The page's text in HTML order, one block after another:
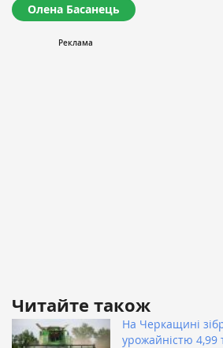
Олена Басанець
Читайте також
На Черкащині
урожайністю 4,99